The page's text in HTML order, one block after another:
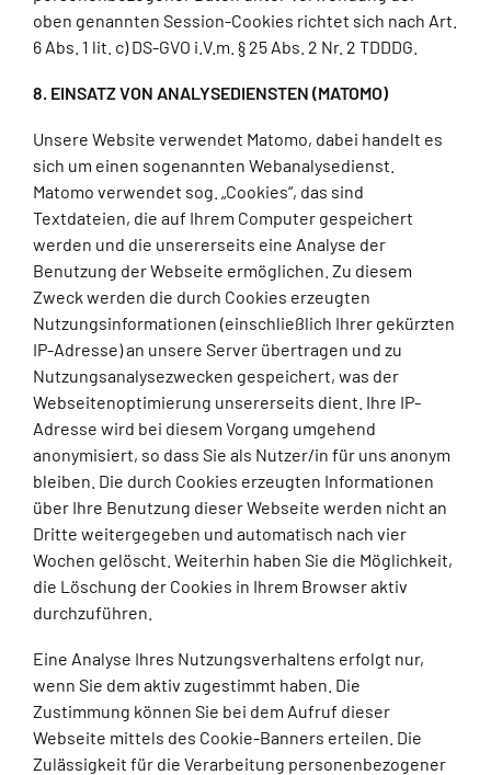
oben genannten Session-Cookies richtet sich nach Art.
6 Abs. 1 lit. c) DS-GVO i.V.m. § 25 Abs. 2 Nr. 2 TDDDG.
8. EINSATZ VON ANALYSEDIENSTEN (MATOMO)
Unsere Website verwendet Matomo, dabei handelt es
sich um einen sogenannten Webanalysedienst.
Matomo verwendet sog. „Cookies“, das sind
Textdateien, die auf Ihrem Computer gespeichert
werden und die unsererseits eine Analyse der
Benutzung der Webseite ermöglichen. Zu diesem
Zweck werden die durch Cookies erzeugten
Nutzungsinformationen (einschließlich Ihrer gekürzten
IP-Adresse) an unsere Server übertragen und zu
Nutzungsanalysezwecken gespeichert, was der
Webseitenoptimierung unsererseits dient. Ihre IP-
Adresse wird bei diesem Vorgang umgehend
anonymisiert, so dass Sie als Nutzer/in für uns anonym
bleiben. Die durch Cookies erzeugten Informationen
über Ihre Benutzung dieser Webseite werden nicht an
Dritte weitergegeben und automatisch nach vier
Wochen gelöscht. Weiterhin haben Sie die Möglichkeit,
die Löschung der Cookies in Ihrem Browser aktiv
durchzuführen.
Eine Analyse Ihres Nutzungsverhaltens erfolgt nur,
wenn Sie dem aktiv zugestimmt haben. Die
Zustimmung können Sie bei dem Aufruf dieser
Webseite mittels des Cookie-Banners erteilen. Die
Zulässigkeit für die Verarbeitung personenbezogener